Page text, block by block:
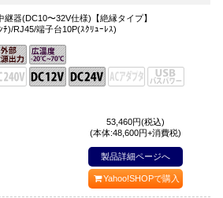
継器(DC10〜32V仕様)【絶縁タイプ】
ﾁ)/RJ45/端子台10P(ｽｸﾘｭｰﾚｽ)
53,460円(税込)
(本体:48,600円+消費税)
製品詳細ページへ
Yahoo!SHOPで購入